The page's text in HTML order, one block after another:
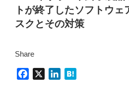
https://msrc.microsoft.com/
2025-47993
2025-49738
https://msrc.microsoft.com/
トが終了したソフトウェ
スクとその対策
Share